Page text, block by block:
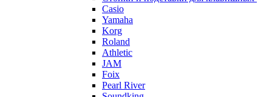
Casio
Yamaha
Korg
Roland
Athletic
JAM
Foix
Pearl River